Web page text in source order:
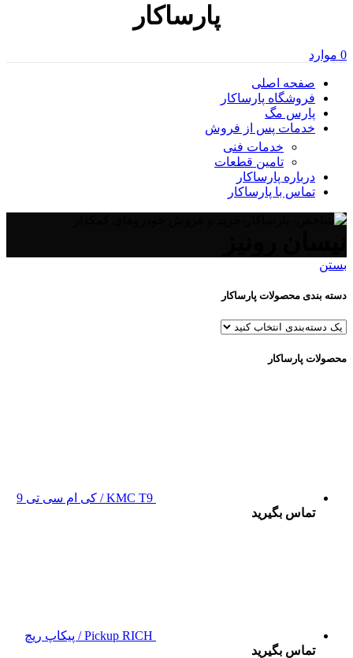
پارساکار
0 موارد
صفحه اصلی
فروشگاه پارساکار
پارس مگ
خدمات پس از فروش
خدمات فنی
تامین قطعات
درباره پارساکار
تماس با پارساکار
بستن
دسته بندی محصولات پارساکار
محصولات پارساکار
KMC T9 / کی ام سی تی 9
تماس بگیرید
Pickup RICH / پیکاپ ریچ
تماس بگیرید